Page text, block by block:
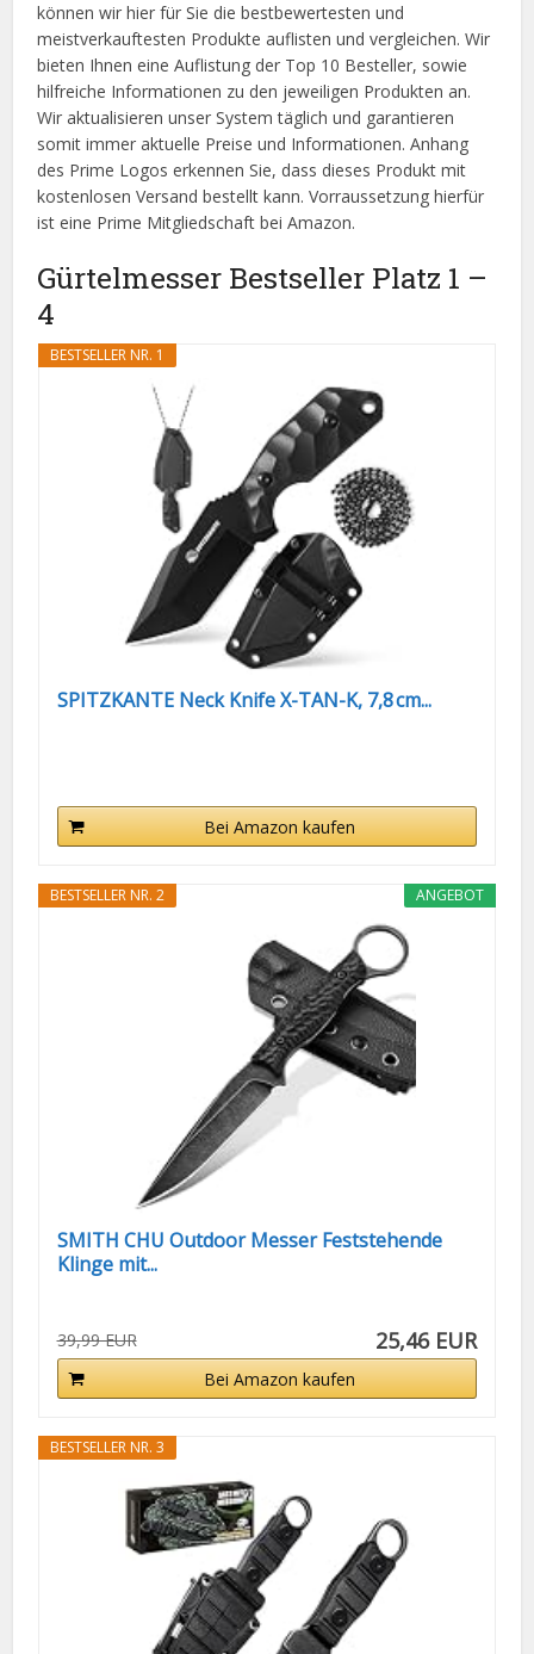
können wir hier für Sie die bestbewertesten und
meistverkauftesten Produkte auflisten und vergleichen. Wir
bieten Ihnen eine Auflistung der Top 10 Besteller, sowie
hilfreiche Informationen zu den jeweiligen Produkten an.
Wir aktualisieren unser System täglich und garantieren
somit immer aktuelle Preise und Informationen. Anhang
des Prime Logos erkennen Sie, dass dieses Produkt mit
kostenlosen Versand bestellt kann. Vorraussetzung hierfür
ist eine Prime Mitgliedschaft bei Amazon.
Gürtelmesser Bestseller Platz 1 –
4
BESTSELLER NR. 1
SPITZKANTE Neck Knife X-TAN-K, 7,8 cm...
Bei Amazon kaufen
ANGEBOT
BESTSELLER NR. 2
SMITH CHU Outdoor Messer Feststehende
Klinge mit...
39,99 EUR 25,46 EUR
Bei Amazon kaufen
BESTSELLER NR. 3